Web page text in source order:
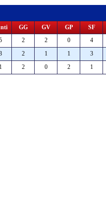
GG GV GP SF
2 2 0 4
2 1 1 3
1 2 0 2 1